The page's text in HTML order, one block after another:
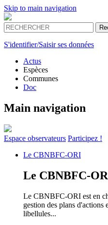
Skip to main navigation
S'identifier/Saisir ses données
Actus
Espèces
Communes
Doc
Main navigation
Espace observateurs Participez !
Le CBNBFC-ORI
Le CBNBFC-
Le CBNBFC-ORI est en
gestion des plans d'actions
libellules...